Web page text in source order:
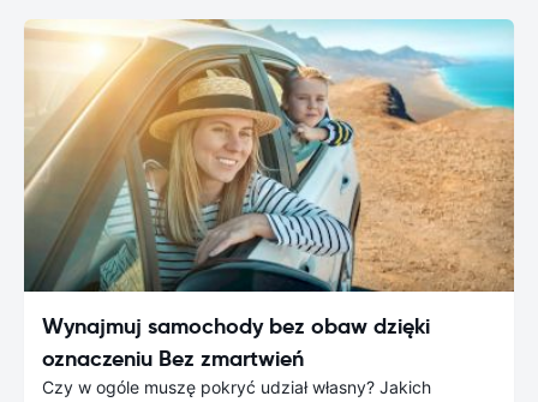
Wynajmuj samochody bez obaw dzięki
oznaczeniu Bez zmartwień
Czy w ogóle muszę pokryć udział własny? Jakich